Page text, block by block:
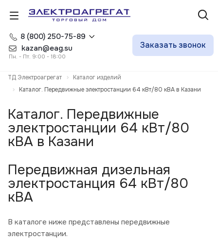
8 (800) 250-75-89
kazan@eag.su
Пн. - Пт. 9:00 - 18:00
Заказать звонок
ТД Электроагрегат
Каталог изделий
Каталог. Передвижные электростанции 64 кВт/80 кВА в Казани
Каталог. Передвижные
электростанции 64 кВт/80
кВА в Казани
Передвижная дизельная
электростанция 64 кВт/80
кВА
В каталоге ниже представлены передвижные
электростанции.